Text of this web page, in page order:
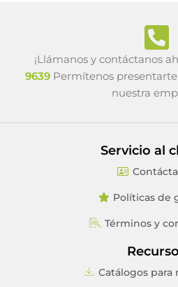
¡Llámanos y contáctanos
9639Permítenos
nuestra
Servicio al
Políticas de
Términos y
Catálogos para